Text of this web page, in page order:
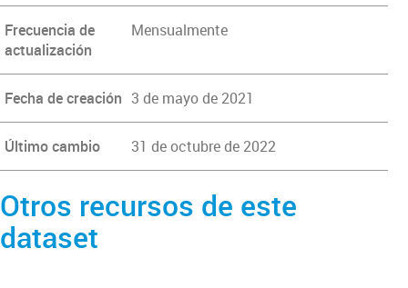
Frecuencia de
actualización
Mensualmente
Fecha de creación 3 de mayo de 2021
Último cambio 31 de octubre de 2022
Otros recursos de este
dataset